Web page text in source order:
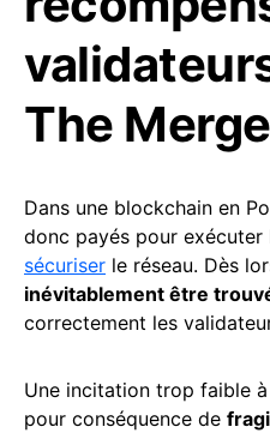
The Merge
Dans une blockchain en
donc payés pour exécuter
sécuriser le réseau. Dès
inévitablement être
correctement les
Une incitation trop faible
pour conséquence de